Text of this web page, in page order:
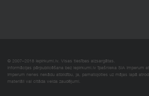
© 2007–2018 Iepirkumi.lv. Visas tiesības aizsargātas.
Informācijas pārpublicēšana bez iepirkumi.lv īpašnieka SIA Imperum
Imperum nenes nekādu atbildību, ja, pamatojoties uz mājas lapā
materiāli vai citāda veida zaudējumi.